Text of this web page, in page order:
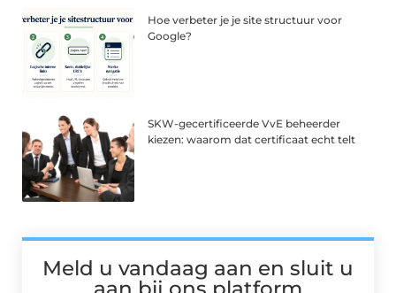
Hoe verbeter je je site structuur voor
Google?
SKW-gecertificeerde VvE beheerder
kiezen: waarom dat certificaat echt telt
Meld u vandaag aan en sluit u